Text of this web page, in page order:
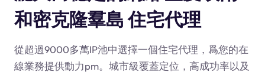
和密克隆羣島 住宅代理
從超過9000多萬IP池中選擇一個住宅代理，爲您的在
線業務提供動力pm。城市級覆蓋定位，高成功率以及